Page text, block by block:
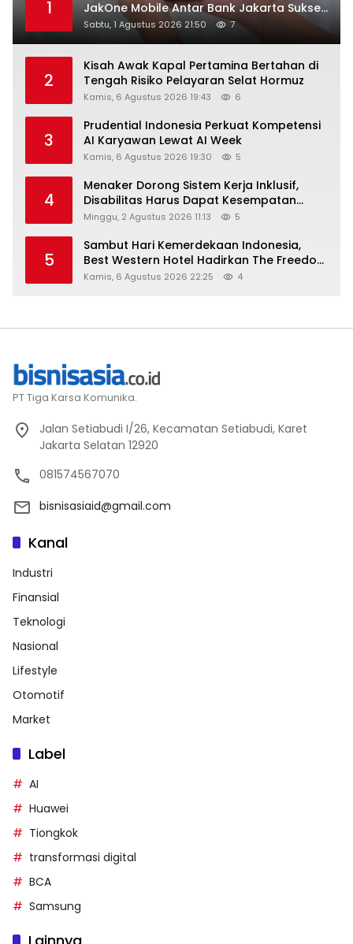
1
JakOne Mobile Antar Bank Jakarta Sukses
Raih Digital Excellence Awards 2026
Sabtu, 1 Agustus 2026 21:50 7
2
Kisah Awak Kapal Pertamina Bertahan di
Tengah Risiko Pelayaran Selat Hormuz
Kamis, 6 Agustus 2026 19:43 6
3
Prudential Indonesia Perkuat Kompetensi
AI Karyawan Lewat AI Week
Kamis, 6 Agustus 2026 19:30 5
4
Menaker Dorong Sistem Kerja Inklusif,
Disabilitas Harus Dapat Kesempatan
Setara
Minggu, 2 Agustus 2026 11:13 5
5
Sambut Hari Kemerdekaan Indonesia,
Best Western Hotel Hadirkan The Freedom
Stay Diskon Hingga 45%
Kamis, 6 Agustus 2026 22:25 4
PT Tiga Karsa Komunika.
Jalan Setiabudi I/26, Kecamatan Setiabudi, Karet
Jakarta Selatan 12920
081574567070
bisnisasiaid@gmail.com
Kanal
Industri
Finansial
Teknologi
Nasional
Lifestyle
Otomotif
Market
Label
AI
Huawei
Tiongkok
transformasi digital
BCA
Samsung